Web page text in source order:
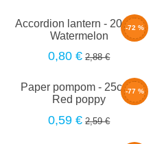
-72 %
Accordion lantern - 20cm -
Watermelon
0,80 € 2,88 €
-77 %
Paper pompom - 25cm -
Red poppy
0,59 € 2,59 €